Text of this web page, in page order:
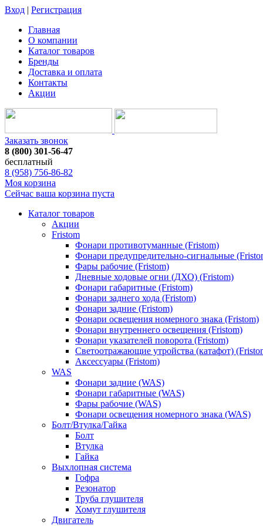
Вход | Регистрация
Главная
О компании
Каталог товаров
Бренды
Доставка и оплата
Контакты
Акции
Заказать звонок
8 (800) 301-56-47
бесплатный
8 (958) 756-86-82
Моя корзина
Сейчас ваша корзина пуста
Каталог товаров
Акции
Fristom
Фонари противотуманные (Fristom)
Фонари предупредительно-сигнальные
Фары рабочие (Fristom)
Дневные ходовые огни (ДХО) (Fristom)
Фонари габаритные (Fristom)
Фонари заднего хода (Fristom)
Фонари задние (Fristom)
Фонари освещения номерного знака (Fristom)
Фонари внутреннего освещения (Fristom)
Фонари указателей поворота (Fristom)
Светоотражающие утройства (катафот)
Аксессуары (Fristom)
WAS
Фонари задние (WAS)
Фонари габаритные (WAS)
Фары рабочие (WAS)
Фонари освещения номерного знака (WAS)
Болт/Втулка/Гайка
Болт
Втулка
Гайка
Выхлопная система
Гофра
Резонатор
Труба глушителя
Хомут глушителя
Двигатель